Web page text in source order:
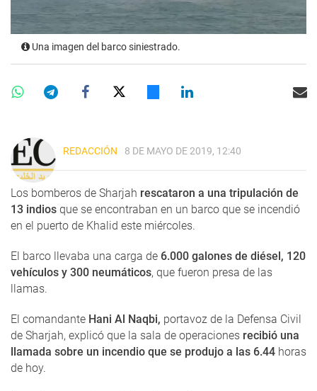
Una imagen del barco siniestrado.
REDACCIÓN 8 DE MAYO DE 2019, 12:40
Los bomberos de Sharjah rescataron a una tripulación de
13 indios que se encontraban en un barco que se incendió
en el puerto de Khalid este miércoles.
El barco llevaba una carga de 6.000 galones de diésel, 120
vehículos y 300 neumáticos, que fueron presa de las
llamas.
El comandante Hani Al Naqbi, portavoz de la Defensa Civil
de Sharjah, explicó que la sala de operaciones recibió una
llamada sobre un incendio que se produjo a las 6.44 horas
de hoy.